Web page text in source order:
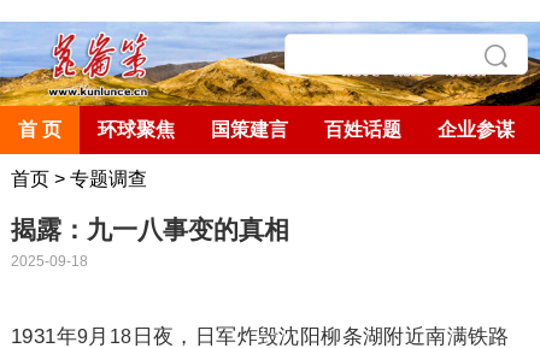
首 页 环球聚焦 国策建言 百姓话题 企业参谋
首页> 专题调查
揭露：九一八事变的真相
2025-09-18
1931年9月 18 日夜，日军炸毁沈阳柳条湖附近南满铁路